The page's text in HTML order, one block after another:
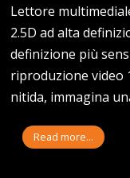
Lettore
2.5D ad alta
definizione più
riproduzione video
nitida, immagina
Read more...